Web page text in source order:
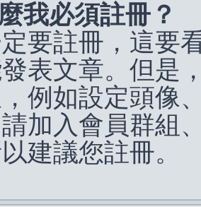
我必須註冊？
要註冊，這要
表文章。但是
例如設定頭像
加入會員群組
建議您註冊。